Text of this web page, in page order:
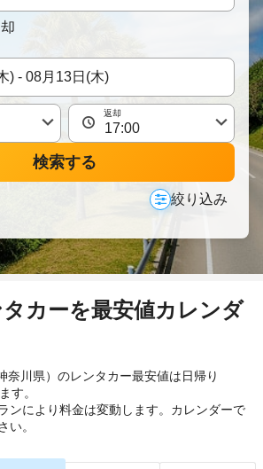
返却
検索する
絞り込み
カーを最安値カレンダ
奈川県）のレンタカー最安値は日帰り
す。
ンにより料金は変動します。カレンダーで
い。